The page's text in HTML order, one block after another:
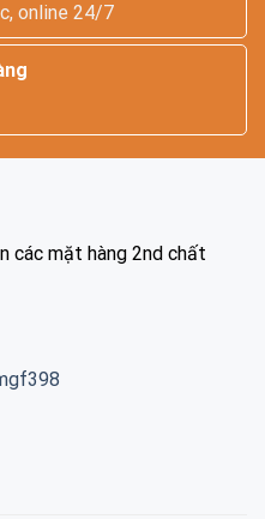
online 24/7
các mặt hàng 2nd chất